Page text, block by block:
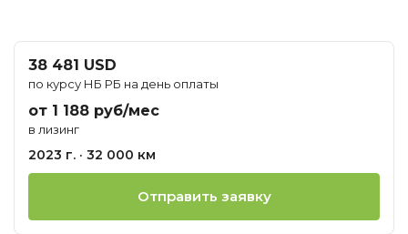
38 481 USD
по курсу НБ РБ на день оплаты
от 1 188 руб/мес
в лизинг
2023 г. · 32 000 км
Отправить заявку